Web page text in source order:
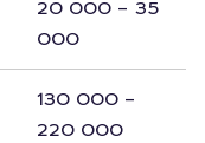
20 000 – 35
000
130 000 –
220 000